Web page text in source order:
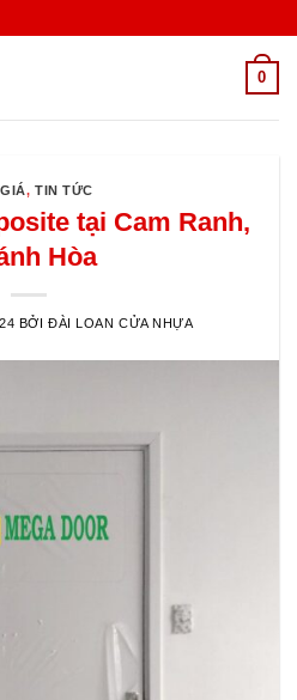
0
,TIN TỨC
tại Cam Ranh,
Hòa
BỞI ĐÀI LOAN CỬA NHỰA